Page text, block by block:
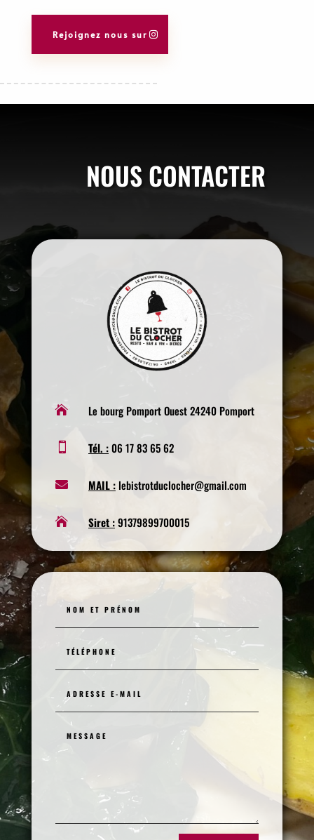
Rejoignez nous sur
NOUS CONTACTER
 Le bourg Pomport Ouest 24240 Pomport
 Tél. :06 17 83 65 62
 MAIL :lebistrotduclocher@gmail.com
 Siret :91379899700015